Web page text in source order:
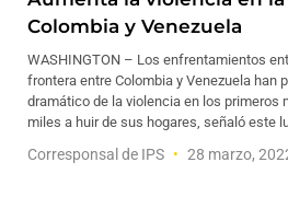
Colombia y Venezuela
WASHINGTON – Los enfrentamientos
frontera entre Colombia y Venezuela han
dramático de la violencia en los primeros
miles a huir de sus hogares, señaló este
Corresponsal de IPS 28 marzo,